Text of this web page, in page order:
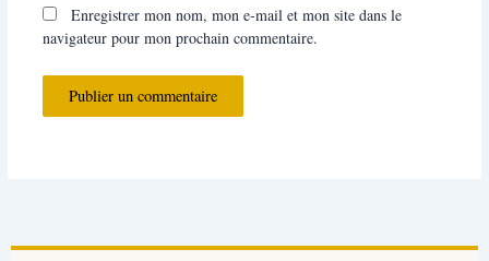
Enregistrer mon nom, mon e-mail et mon site dans le
navigateur pour mon prochain commentaire.